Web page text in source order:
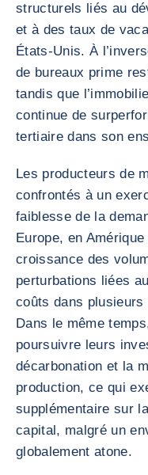
structurels liés au
et à des taux de
États-Unis. À
de bureaux prime
tandis que
continue de
tertiaire dans son
Les producteurs de
confrontés à un
faiblesse de la
Europe, en
croissance des
perturbations liées
coûts dans plusieurs
Dans le même
poursuivre leurs
décarbonation et la
production, ce qui
supplémentaire sur
capital, malgré un
globalement atone.